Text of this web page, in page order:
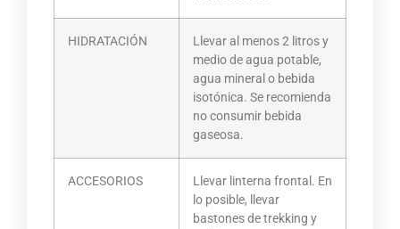
HIDRATACIÓN
Llevar al menos 2 litros y
medio de agua potable,
agua mineral o bebida
isotónica. Se recomienda
no consumir bebida
gaseosa.
ACCESORIOS
Llevar linterna frontal. En
lo posible, llevar
bastones de trekking y